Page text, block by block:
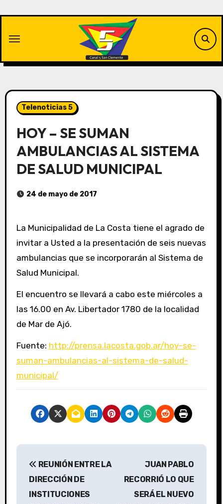
contenido
Telenoticias 5
HOY – SE SUMAN
AMBULANCIAS AL SISTEMA
DE SALUD MUNICIPAL
24 de mayo de 2017
La Municipalidad de La Costa tiene el agrado de
invitar a Usted a la presentación de seis nuevas
ambulancias que se incorporarán al Sistema de
Salud Municipal.
El encuentro se llevará a cabo este miércoles a
las 16.00 en Av. Libertador 1780 de la localidad
de Mar de Ajó.
Fuente: http://prensa.lacosta.gob.ar/hoy-se-
suman-ambulancias-al-sistema-de-salud-
municipal/
N
REUNIÓN ENTRE LA
DIRECCIÓN DE
INSTITUCIONES
JUAN PABLO
RECORRIÓ LO QUE
SERÁ EL NUEVO